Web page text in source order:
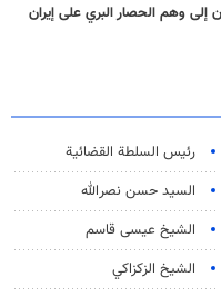
إلى وهم الحصار البري على إيران
رئیس السلطة القضائیة
السيد حسن نصرالله
الشيخ عيسى قاسم
الشيخ الزكزاكي